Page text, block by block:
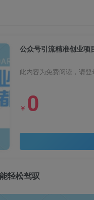
公众号引流精准创业项
此内容为免费阅读，请登
￥ 0
轻松驾驭